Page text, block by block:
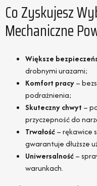
Co Zyskujesz
Mechaniczne
Większe
drobnymi urazami;
Komfort pracy–
podrażnienia;
Skuteczny chwyt –
przyczepność do
Trwałość– rękawice
gwarantuje dłuższe
Uniwersalność–
warunkach.